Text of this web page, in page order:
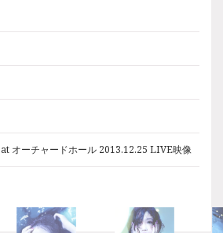
オーチャードホール 2013.12.25 LIVE映像
オーチャードホール 2013.12.25 LIVE映像